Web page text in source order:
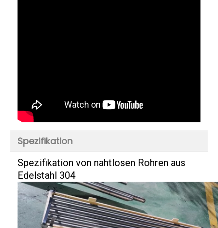
Spezifikation
Spezifikation von nahtlosen Rohren aus
Edelstahl 304